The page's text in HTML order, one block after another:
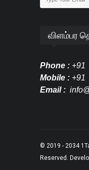
விளம்பர
Phone : +91
Mobile : +91
Email :
© 2019 - 2034
Reserved.